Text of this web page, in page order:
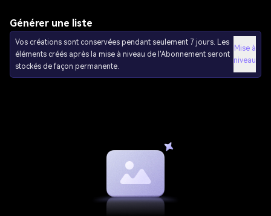
Générer une liste
Vos créations sont conservées pendant seulement 7 jours. Les
éléments créés après la mise à niveau de l'Abonnement seront
stockés de façon permanente.
Mise à
niveau